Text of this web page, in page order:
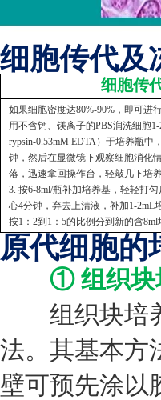
细胞传代及
细胞传
如果细胞密度达80%-90%，即可进
用不含钙、镁离子的PBS润洗细胞
rypsin-0.53mM EDTA）于培养瓶
钟，然后在显微镜下观察细胞消化
落，迅速拿回操作台，轻敲几下培
3. 按6-8ml/瓶补加培养基，轻轻打
心4分钟，弃去上清液，补加1-2mL
按1：2到1：5的比例分到新的含8ml
原代细胞的
① 组织块
组织块培养
法。其基本方
壁可预先涂以